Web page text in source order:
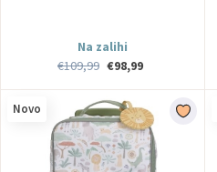
Na zalihi
€109,99 €98,99
Novo